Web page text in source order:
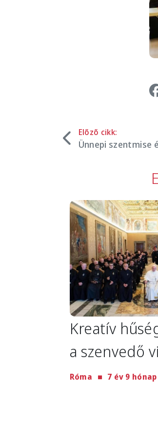
Előző cikk:
Ünnepi szentmise
Image
Kreatív
a szenvedő
Róma 7 év 9 hónap